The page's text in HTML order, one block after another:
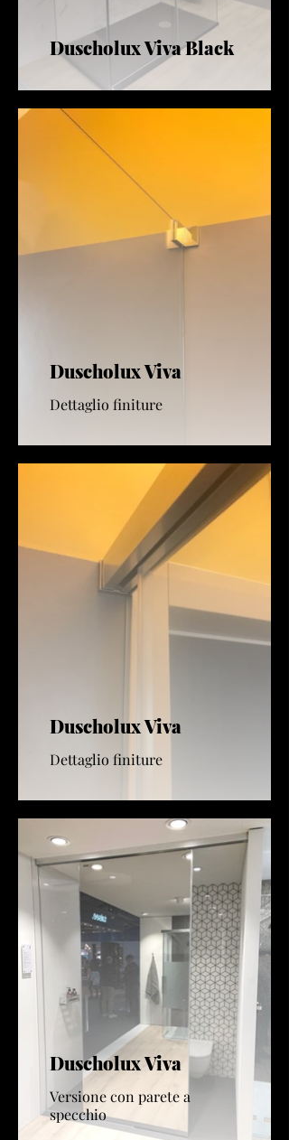
Duscholux Viva Black
Duscholux Viva
Dettaglio finiture
Duscholux Viva
Dettaglio finiture
Duscholux Viva
Versione con parete a
specchio